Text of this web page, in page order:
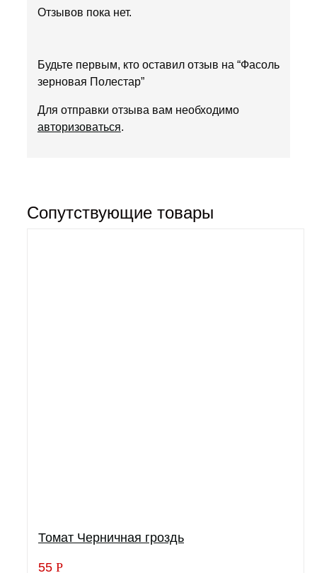
Отзывов пока нет.
Будьте первым, кто оставил отзыв на “Фасоль
зерновая Полестар”
Для отправки отзыва вам необходимо
авторизоваться.
Сопутствующие товары
Томат Черничная гроздь
55 Р